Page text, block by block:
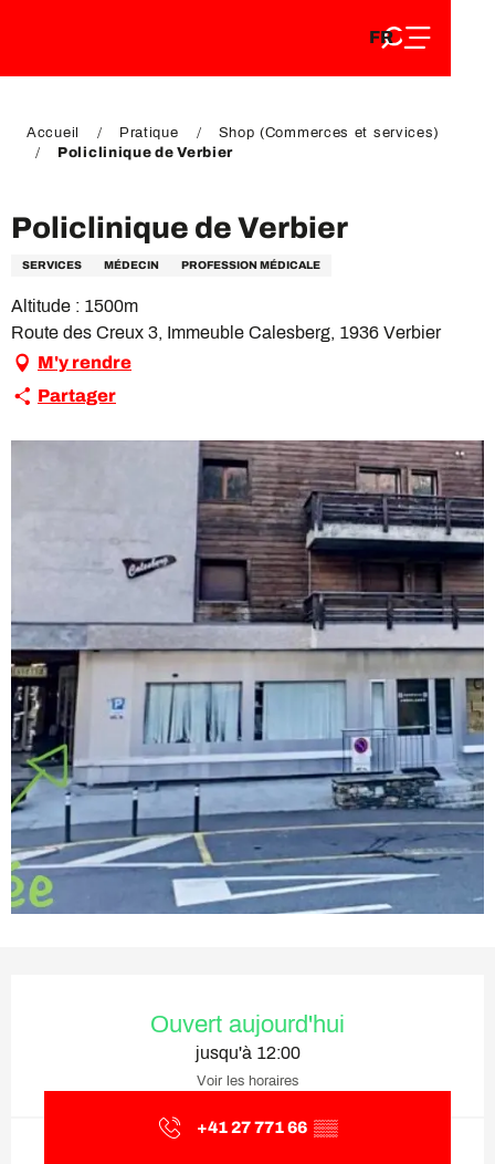
DE
FR
EN
Accueil Pratique
Shop (Commerces et services)
Policlinique de Verbier
Policlinique de Verbier
SERVICES MÉDECIN PROFESSION MÉDICALE
Altitude : 1500m
Route des Creux 3, Immeuble Calesberg, 1936 Verbier
M'y rendre
Partager
Ouvert aujourd'hui
jusqu'à 12:00
Voir les horaires
+41 27 771 66 ▒▒